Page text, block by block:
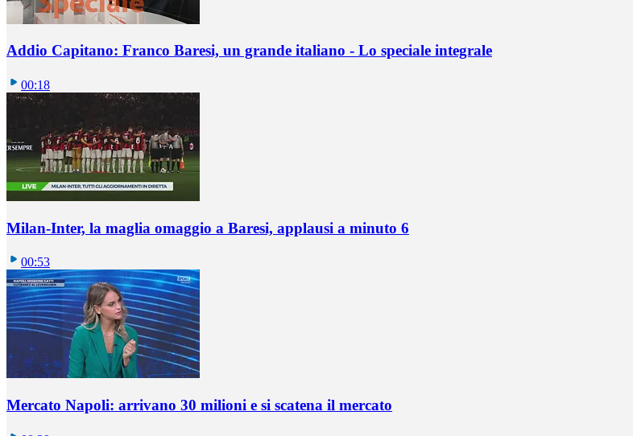
Addio Capitano: Franco Baresi, un grande italiano - Lo speciale integrale
00:18
Milan-Inter, la maglia omaggio a Baresi, applausi a minuto 6
00:53
Mercato Napoli: arrivano 30 milioni e si scatena il mercato